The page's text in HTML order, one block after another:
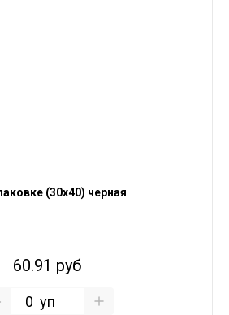
(30х40) черная
60.91 руб
уп